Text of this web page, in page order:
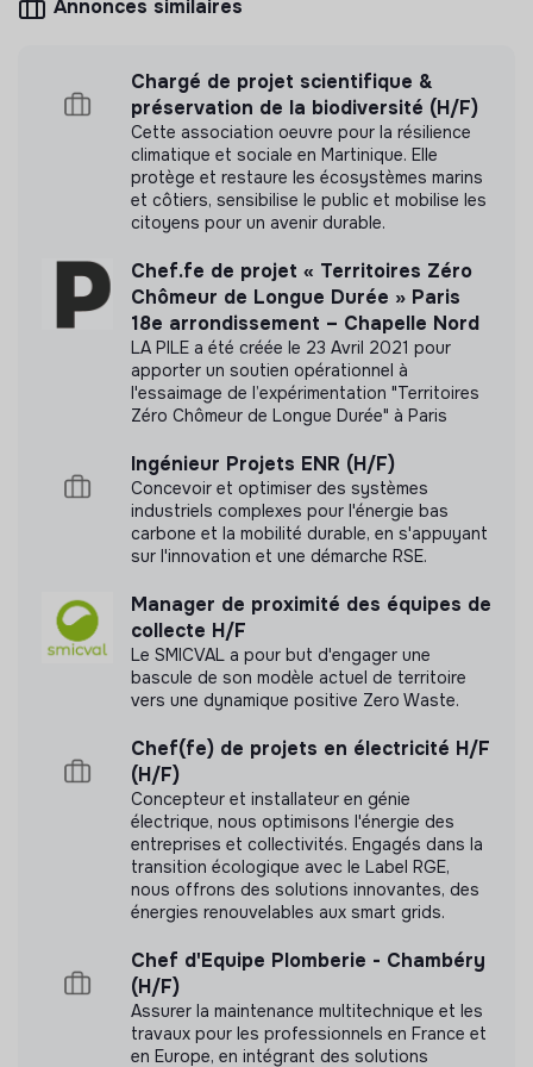
Interface entre les équipes commerciales et
Vie d’équipe et amélioration continue – 15%
Participation aux temps collectifs (réunions d’équipe,
séminaires…)
Contribution à l’animation de l’équipe Ops
(préparation de points hebdomadaires, partage
d’informations)
Participation aux réflexions stratégiques sur les
opérations et l’amélioration continue
🌱 Ce que tu vas apprendre
Gestion de projets opérationnels de A à Z
Relation partenaires et développement commercial
Structuration et amélioration de process
Lieu / Calendrier / Organisation :
Dates :
démarrage espéré pour mi-aout ou début
Septembre jusqu’à fin Décembre - Janvier
Lieu :Locaux de l’entreprise situé au 23 Avenue
Daumesnil, 75 012. Déplacement régulier à prévoir
dans Paris et petite couronne.
Possibilité de distanciel ponctuellement après une
période d’intégration
Stage conventionné à temps plein 35h par semaine du
lundi au vendredi avec intervention ponctuelle le samedi
(récupération)
Rémunération de 900€ bruts par mois (L3) à 1200€
bruts (Master 2)
Mesure d'impact
MAGIC MAKERS n'a pas encore transmis de
mesure d'impact
Labels et certifications
Cette structure n'a pas souhaité nous
communiquer les labels ou certifications qu'elle a
pu obtenir.
Documents
N'a pas encore communiqué de documents de
Annonces similaires
Chargé de projet scientifique &
préservation de la biodiversité (H/F)
Cette association oeuvre pour la résilience
climatique et sociale en Martinique. Elle
protège et restaure les écosystèmes marins
et côtiers, sensibilise le public et mobilise les
citoyens pour un avenir durable.
Chef.fe de projet « Territoires Zéro
Chômeur de Longue Durée » Paris
18e arrondissement – Chapelle Nord
LA PILE a été créée le 23 Avril 2021 pour
apporter un soutien opérationnel à
l'essaimage de l’expérimentation "Territoires
Zéro Chômeur de Longue Durée" à Paris
Ingénieur Projets ENR (H/F)
Concevoir et optimiser des systèmes
industriels complexes pour l'énergie bas
carbone et la mobilité durable, en s'appuyant
sur l'innovation et une démarche RSE.
Manager de proximité des équipes de
collecte H/F
Le SMICVAL a pour but d'engager une
bascule de son modèle actuel de territoire
vers une dynamique positive Zero Waste.
Chef(fe) de projets en électricité H/F
(H/F)
Concepteur et installateur en génie
électrique, nous optimisons l'énergie des
entreprises et collectivités. Engagés dans la
transition écologique avec le Label RGE,
nous offrons des solutions innovantes, des
énergies renouvelables aux smart grids.
Chef d'Equipe Plomberie - Chambéry
(H/F)
Assurer la maintenance multitechnique et les
travaux pour les professionnels en France et
en Europe, en intégrant des solutions